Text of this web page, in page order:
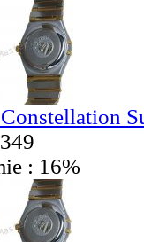
: 16%